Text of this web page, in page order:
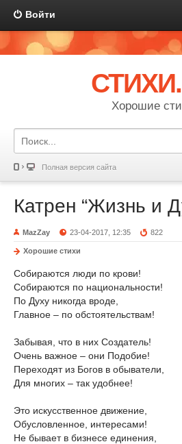
Войти
Хорошие
Полная версия сайта
Катрен “Жизнь и
MazZay 23-04-2017, 12:35 822
Хорошие стихи
Собираются люди по крови!
Собираются по национальности!
По Духу никогда вроде,
Главное – по обстоятельствам!
Забывая, что в них Создатель!
Очень важное – они Подобие!
Переходят из Богов в обыватели,
Для многих – так удобнее!
Это искусственное движение,
Обусловленное, интересами!
Не бывает в бизнесе единения,